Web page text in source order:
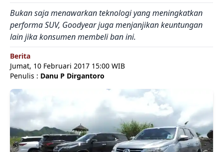
Bukan saja menawarkan teknologi yang meningkatkan
performa SUV, Goodyear juga menjanjikan keuntungan
lain jika konsumen membeli ban ini.
Berita
Jumat, 10 Februari 2017 15:00 WIB
Penulis : Danu P Dirgantoro